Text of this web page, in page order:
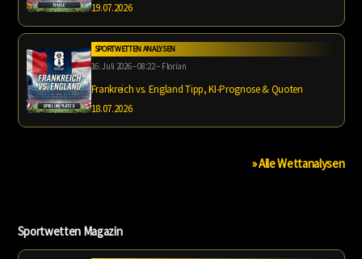
19.07.2026
SPORTWETTEN ANALYSEN
16. Juli 2026 – 08:22 – Florian
Frankreich vs. England Tipp, KI-Prognose & Quoten
18.07.2026
» Alle Wettanalysen
Sportwetten Magazin